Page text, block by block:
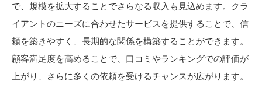
で、規模を拡大することでさらなる収入も見込めます。クラ
イアントのニーズに合わせたサービスを提供することで、信
頼を築きやすく、長期的な関係を構築することができます。
顧客満足度を高めることで、口コミやランキングでの評価が
上がり、さらに多くの依頼を受けるチャンスが広がります。